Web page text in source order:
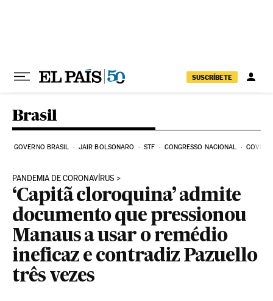
SUSCRÍBETE
Brasil
GOVERNO BRASIL JAIR BOLSONARO STF CONGRESSO NACIONAL COVID-
PANDEMIA DE CORONAVÍRUS
‘Capitã cloroquina’ admite
documento que pressionou
Manaus a usar o remédio
ineficaz e contradiz Pazuello
três vezes